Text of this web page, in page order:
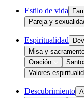
Estilo de vida
Pareja y
Espiritualidad
Misa y
Oración
Valores
Descubrimiento